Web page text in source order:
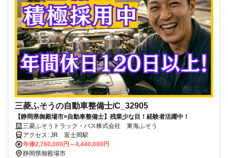
三菱ふそうの自動車整備士/C_32905
【静岡県御殿場市×自動車整備士】残業少な目！経験者活躍中！
三菱ふそうトラック・バス株式会社 東海ふそう
アクセス: JR 富士岡駅
年俸2,760,000円～4,440,000円
静岡県御殿場市